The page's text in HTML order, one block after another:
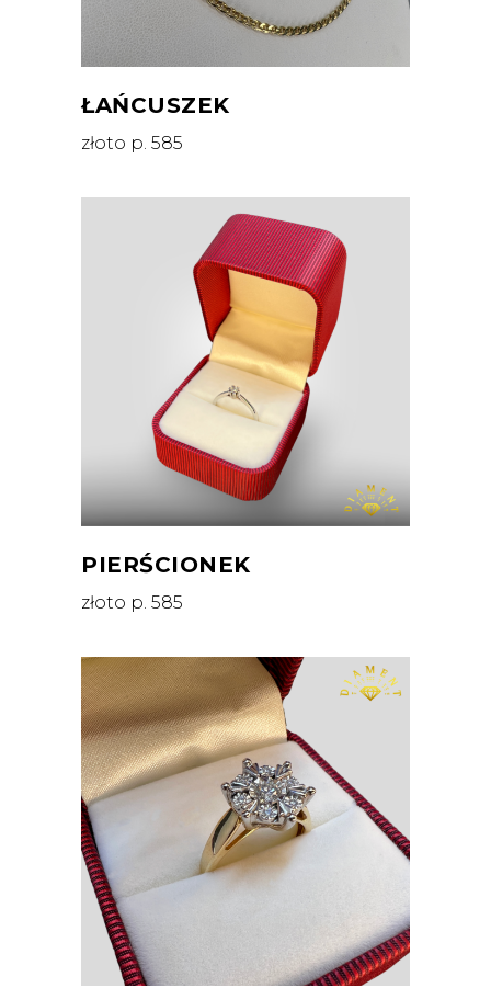
ŁAŃCUSZEK
złoto p. 585
PIERŚCIONEK
złoto p. 585